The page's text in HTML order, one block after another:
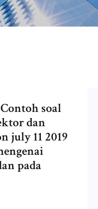
soal
dan
july 11 2019
pada